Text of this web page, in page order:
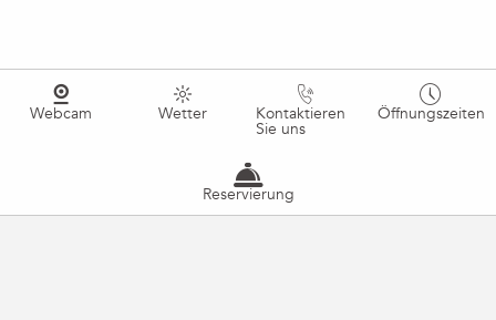
Webcam Wetter Kontaktieren
Sie uns
Öffnungszeiten
Reservierung